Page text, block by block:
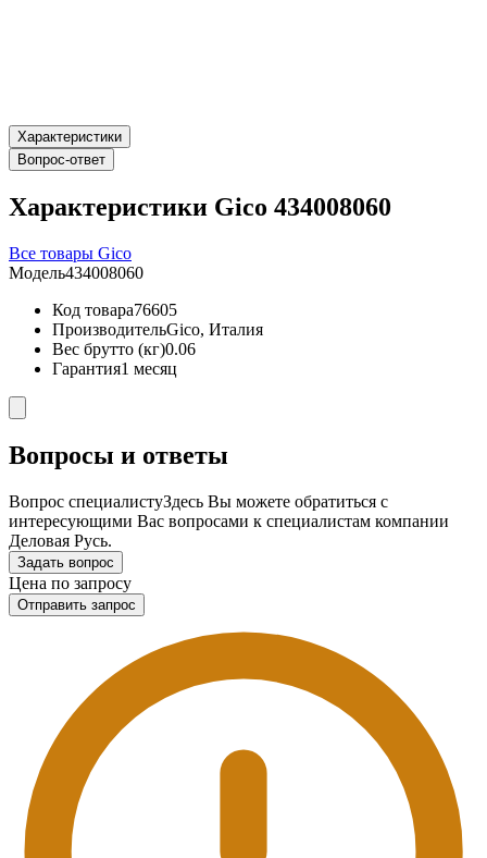
Характеристики
Вопрос-ответ
Характеристики Gico 434008060
Все товары Gico
Модель434008060
Код товара76605
ПроизводительGico, Италия
Вес брутто (кг)0.06
Гарантия1 месяц
Вопросы и ответы
Вопрос специалистуЗдесь Вы можете обратиться с
интересующими Вас вопросами к специалистам компании
Деловая Русь.
Задать вопрос
Цена по запросу
Отправить запрос